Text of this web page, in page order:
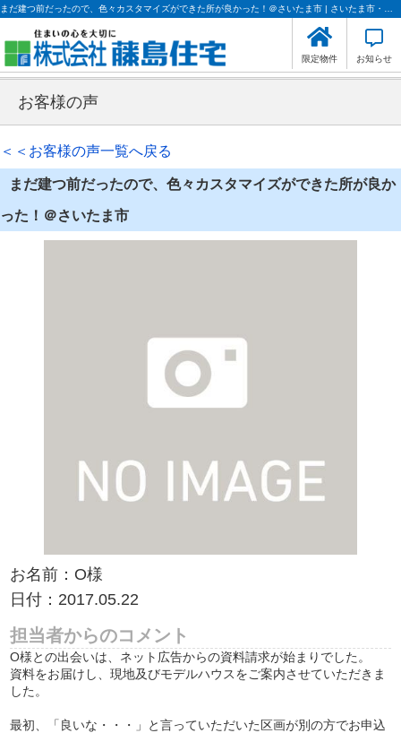
限定物件 お知らせ
お客様の声
＜＜お客様の声一覧へ戻る
まだ建つ前だったので、色々カスタマイズができた所が良か
った！＠さいたま市
お名前：O様
日付：2017.05.22
担当者からのコメント
O様との出会いは、ネット広告からの資料請求が始まりでした。
資料をお届けし、現地及びモデルハウスをご案内させていただきま
した。
最初、「良いな・・・」と言っていただいた区画が別の方でお申込